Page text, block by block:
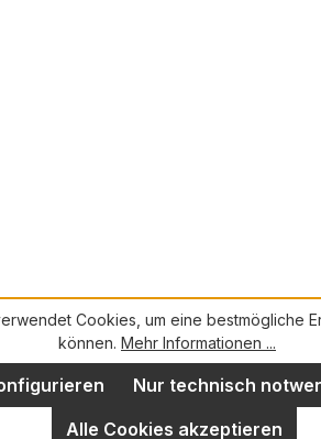
Cookies, um eine bestmögliche
können. Mehr Informationen ...
Nur technisch
Alle Cookies akzeptieren